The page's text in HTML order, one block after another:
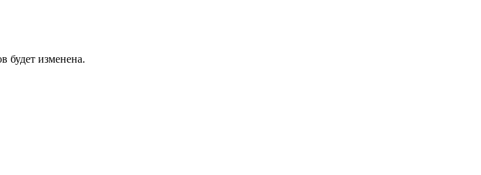
будет изменена.